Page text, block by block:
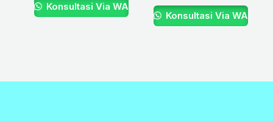
Konsultasi Via WA
Konsultasi Via WA